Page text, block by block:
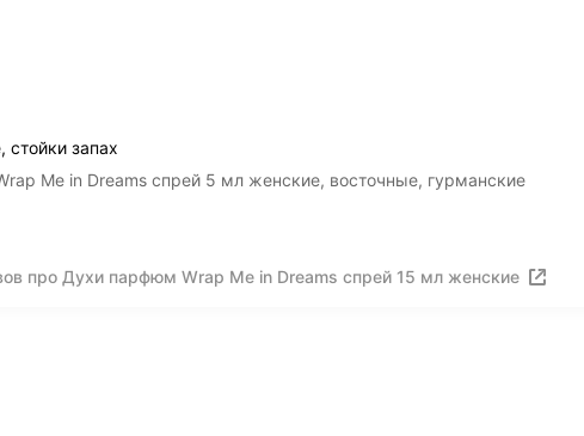
стойки запах
Me in Dreams спрей 5 мл женские, восточные, гурманские
про Духи парфюм Wrap Me in Dreams спрей 15 мл женские